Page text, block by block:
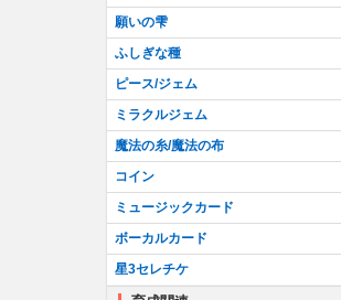
願いの雫
ふしぎな種
ピース/ジェム
ミラクルジェム
魔法の糸/魔法の布
コイン
ミュージックカード
ボーカルカード
星3セレチケ